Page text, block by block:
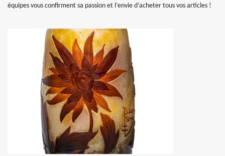
équipes vous confirment sa passion et l’envie d’acheter tous vos articles !